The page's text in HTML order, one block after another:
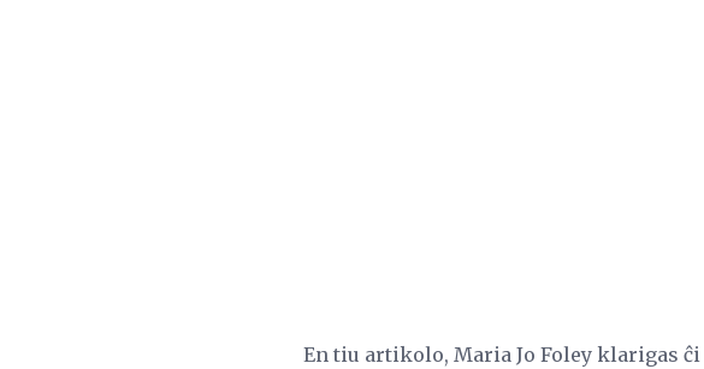
En tiu artikolo, Maria Jo Foley klarigas